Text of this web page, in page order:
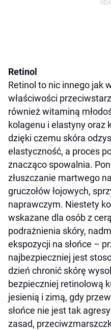
Retinol
Retinol to nic innego jak
właściwości
również witaminą
kolagenu i elastyny oraz
dzięki czemu skóra
elastyczność, a proces
znacząco spowalnia.
złuszczanie martwego
gruczołów łojowych,
naprawczym. Niestety
wskazane dla osób z
podrażnienia skóry,
ekspozycji na słońce –
najbezpieczniej jest
dzień chronić skórę
bezpieczniej retinolową
jesienią i zimą, gdy
słońce nie jest tak
zasad,